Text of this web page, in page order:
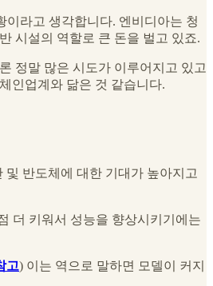
라고 생각합니다. 엔비디아는 청
시설의 역할로 큰 돈을 벌고 있죠.
정말 많은 시도가 이루어지고 있고
인업계와 닮은 것 같습니다.
반도체에 대한 기대가 높아지고
더 키워서 성능을 향상시키기에는
고) 이는 역으로 말하면 모델이 커지